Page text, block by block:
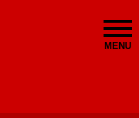
MENU